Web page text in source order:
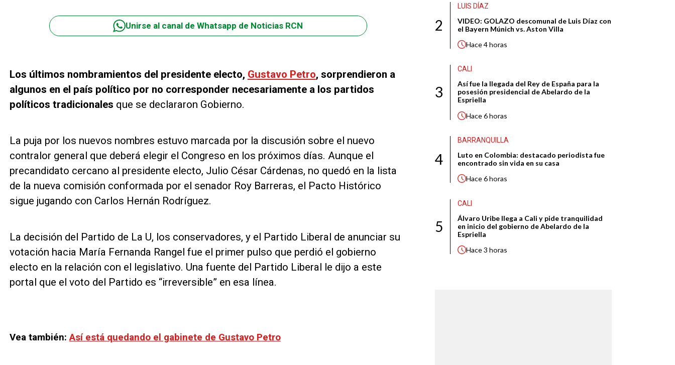
Unirse al canal de Whatsapp de Noticias RCN
Los últimos nombramientos del presidente electo, Gustavo Petro, sorprendieron a
algunos en el país político por no corresponder necesariamente a los partidos
políticos tradicionales que se declararon Gobierno.
La puja por los nuevos nombres estuvo marcada por la discusión sobre el nuevo
contralor general que deberá elegir el Congreso en los próximos días. Aunque el
precandidato cercano al presidente electo, Julio César Cárdenas, no quedó en la lista
de la nueva comisión conformada por el senador Roy Barreras, el Pacto Histórico
sigue jugando con Carlos Hernán Rodríguez.
La decisión del Partido de La U, los conservadores, y el Partido Liberal de anunciar su
votación hacia María Fernanda Rangel fue el primer pulso que perdió el gobierno
electo en la relación con el legislativo. Una fuente del Partido Liberal le dijo a este
portal que el voto del Partido es “irreversible” en esa línea.
Vea también:Así está quedando el gabinete de Gustavo Petro
2
LUIS DÍAZ
VIDEO: GOLAZO descomunal de Luis Díaz con
el Bayern Múnich vs. Aston Villa
Hace4 horas
3
CALI
Así fue la llegada del Rey de España para la
posesión presidencial de Abelardo de la
Espriella
Hace6 horas
4
BARRANQUILLA
Luto en Colombia: destacado periodista fue
encontrado sin vida en su casa
Hace6 horas
5
CALI
Álvaro Uribe llega a Cali y pide tranquilidad
en inicio del gobierno de Abelardo de la
Espriella
Hace3 horas